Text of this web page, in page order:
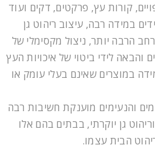
קורות עץ, פרקטים, דקים ועוד
במידה רבה, עיצוב ריהוט גן
רחב הרבה יותר, ניצול מקסימלי של
והבאה לידי ביטוי של איכויות העץ
במוצרים שאינם בעלי עומק או
והנעימים מוענקת חשיבות רבה
גן יוקרתי, בבתים בהם אלו
הבית עצמו.